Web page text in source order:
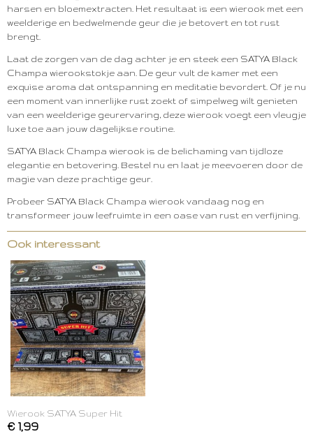
harsen en bloemextracten. Het resultaat is een wierook met een
weelderige en bedwelmende geur die je betovert en tot rust
brengt.
Laat de zorgen van de dag achter je en steek een SATYA Black
Champa wierookstokje aan. De geur vult de kamer met een
exquise aroma dat ontspanning en meditatie bevordert. Of je nu
een moment van innerlijke rust zoekt of simpelweg wilt genieten
van een weelderige geurervaring, deze wierook voegt een vleugje
luxe toe aan jouw dagelijkse routine.
SATYA Black Champa wierook is de belichaming van tijdloze
elegantie en betovering. Bestel nu en laat je meevoeren door de
magie van deze prachtige geur.
Probeer SATYA Black Champa wierook vandaag nog en
transformeer jouw leefruimte in een oase van rust en verfijning.
Ook interessant
Wierook SATYA Super Hit
€ 1,99